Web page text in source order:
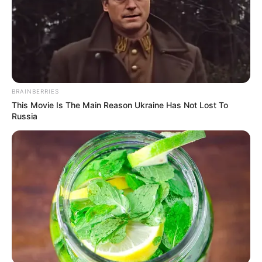
BRAINBERRIES
This Movie Is The Main Reason Ukraine Has Not Lost To
Russia